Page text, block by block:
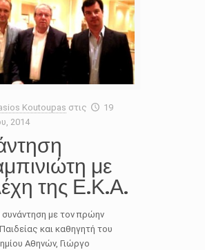
Koutoupas στις
19
2014
με
της Ε.Κ.Α.
με τον πρώην
και καθηγητή του
Αθηνών, Γιώργο